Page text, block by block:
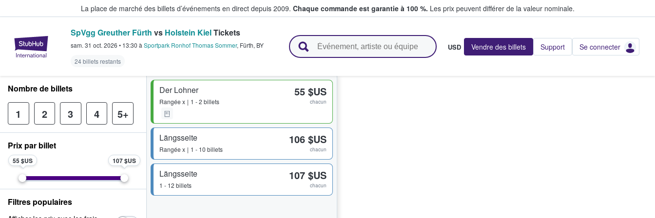
La place de marché des billets d’événements en direct depuis 2009. Chaque commande est garantie à 100 %. Les prix peuvent différer de la valeur nominale.
StubHub - Où les fans achètent et vendent des billets
SpVgg Greuther Fürth vs Holstein KielTickets
sam. 31 oct. 2026 • 13:30 à Sportpark Ronhof Thomas Sommer, Fürth, BY
24 billets restants
USD Vendre des billets Support Se connecter
Der Lohner
Rangée x 1 - 2 billets
55 $US
chacun
Längsseite
Rangée x 1 - 10 billets
106 $US
chacun
Längsseite
1 - 12 billets
107 $US
chacun
Nombre de billets
1 2 3 4 5+
Prix par billet
55 $US 107 $US
Filtres populaires